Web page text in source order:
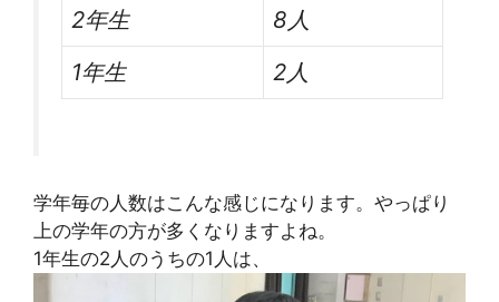
2年生
8人
1年生
2人
学年毎の人数はこんな感じになります。やっぱり
上の学年の方が多くなりますよね。
1年生の2人のうちの1人は、